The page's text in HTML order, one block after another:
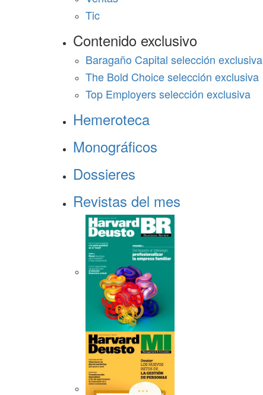
Tic
Contenido exclusivo
Baragaño Capital selección exclusiva
The Bold Choice selección exclusiva
Top Employers selección exclusiva
Hemeroteca
Monográficos
Dossieres
Revistas del mes